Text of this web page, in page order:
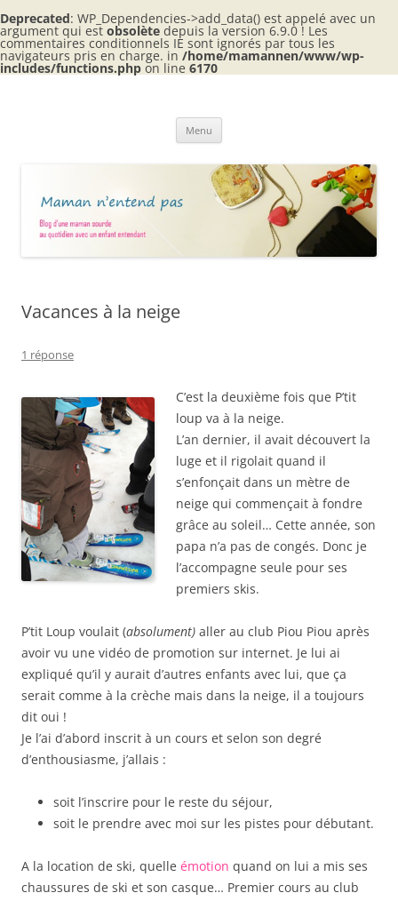
Deprecated: WP_Dependencies->add_data() est appelé avec un
argument qui est obsolète depuis la version 6.9.0 ! Les
commentaires conditionnels IE sont ignorés par tous les
navigateurs pris en charge. in /home/mamannen/www/wp-
includes/functions.php on line 6170
Aller
Menu
Vacances à la neige
1 réponse
C’est la deuxième fois que P’tit
loup va à la neige.
L’an dernier, il avait découvert la
luge et il rigolait quand il
s’enfonçait dans un mètre de
neige qui commençait à fondre
grâce au soleil… Cette année, son
papa n’a pas de congés. Donc je
l’accompagne seule pour ses
premiers skis.
P’tit Loup voulait (absolument) aller au club Piou Piou après
avoir vu une vidéo de promotion sur internet. Je lui ai
expliqué qu’il y aurait d’autres enfants avec lui, que ça
serait comme à la crèche mais dans la neige, il a toujours
dit oui !
Je l’ai d’abord inscrit à un cours et selon son degré
d’enthousiasme, j’allais :
soit l’inscrire pour le reste du séjour,
soit le prendre avec moi sur les pistes pour débutant.
A la location de ski, quelle émotion quand on lui a mis ses
chaussures de ski et son casque… Premier cours au club